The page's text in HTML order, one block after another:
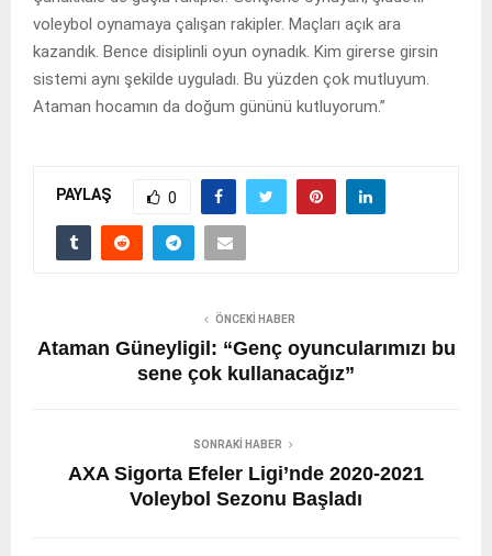
voleybol oynamaya çalışan rakipler. Maçları açık ara
kazandık. Bence disiplinli oyun oynadık. Kim girerse girsin
sistemi aynı şekilde uyguladı. Bu yüzden çok mutluyum.
Ataman hocamın da doğum gününü kutluyorum.”
PAYLAŞ 0
ÖNCEKI HABER
Ataman Güneyligil: “Genç oyuncularımızı bu
sene çok kullanacağız”
SONRAKI HABER
AXA Sigorta Efeler Ligi’nde 2020-2021
Voleybol Sezonu Başladı